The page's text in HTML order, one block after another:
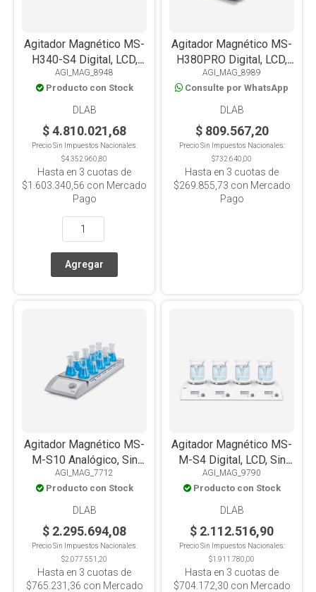
Agitador Magnético MS-
H340-S4 Digital, LCD,
Con Calefacción,
PT1000, Placa Acero
Inox+Cerámica, 4
Posiciones x10L c/u
AGI_MAG_8948
Producto con Stock
DLAB
$ 4.810.021,68
Precio Sin Impuestos Nacionales:
$4.352.960,80
Hasta en 3 cuotas de
$1.603.340,56 con Mercado
Pago
Agitador Magnético MS-
H380PRO Digital, LCD,
Con Calefacción,
PT1000, Placa
Aluminio+Cerámica, 5L
AGI_MAG_8989
Consulte por WhatsApp
DLAB
$ 809.567,20
Precio Sin Impuestos Nacionales:
$732.640,00
Hasta en 3 cuotas de
$269.855,73 con Mercado
Pago
Agitador Magnético MS-
M-S10 Analógico, Sin
Calefacción, Placa Acero
Inox+Silicona, 10
Posiciones x0.4L c/u
AGI_MAG_7712
Producto con Stock
DLAB
$ 2.295.694,08
Precio Sin Impuestos Nacionales:
$2.077.551,20
Hasta en 3 cuotas de
$765.231,36 con Mercado
Agitador Magnético MS-
M-S4 Digital, LCD, Sin
Calefacción, Placa Acero
Inox+Cerámica, 4
Posiciones x 3L c/u
AGI_MAG_9790
Producto con Stock
DLAB
$ 2.112.516,90
Precio Sin Impuestos Nacionales:
$1.911.780,00
Hasta en 3 cuotas de
$704.172,30 con Mercado